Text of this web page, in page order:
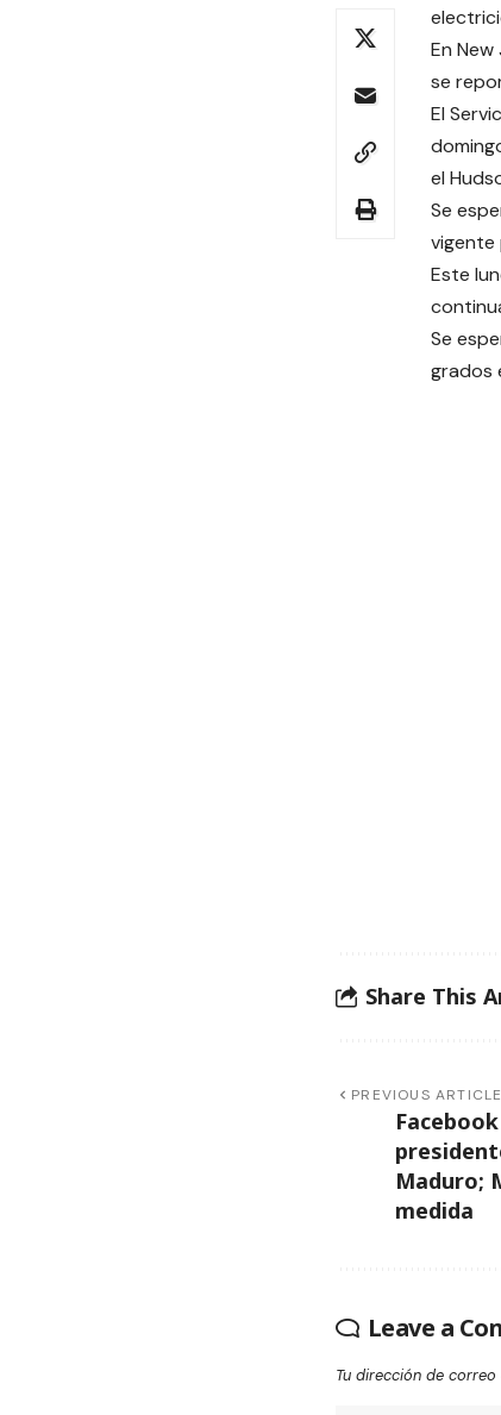
En
se
El
el
Se
vigente
Este
Se
grados
Share This
PREVIOUS ARTICLE
Maduro;
medida
Leave a
Tu dirección de